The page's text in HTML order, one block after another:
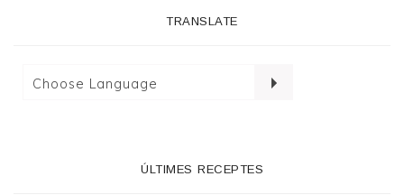
TRANSLATE
ÚLTIMES RECEPTES